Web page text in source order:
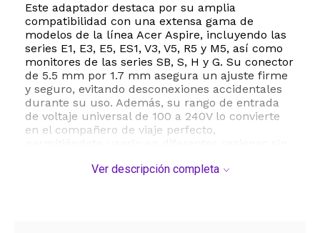
Este adaptador destaca por su amplia
compatibilidad con una extensa gama de
modelos de la línea Acer Aspire, incluyendo las
series E1, E3, E5, ES1, V3, V5, R5 y M5, así como
monitores de las series SB, S, H y G. Su conector
de 5.5 mm por 1.7 mm asegura un ajuste firme
y seguro, evitando desconexiones accidentales
durante su uso. Además, su rango de entrada
de voltaje universal de 100 a 240V lo convierte
en el compañero de viaje perfecto,
Ver descripción completa